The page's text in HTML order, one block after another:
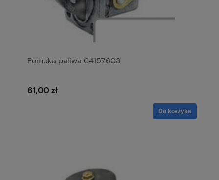
Pompka paliwa 04157603
61,00 zł
Do koszyka